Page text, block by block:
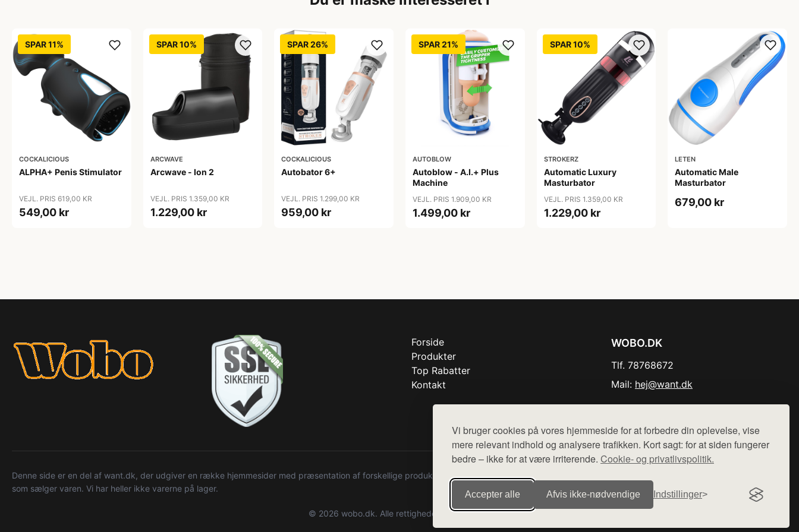
Vi bruger cookies på vores hjemmeside for at forbedre din oplevelse, vise
mere relevant indhold og analysere trafikken. Kort sagt: for at siden fungerer
bedre – ikke for at være irriterende. Cookie- og privatlivspolitik.
Accepter alle Afvis ikke‑nødvendige Indstillinger
SPAR 11%
COCKALICIOUS
ALPHA+ Penis Stimulator
VEJL. PRIS 619,00 KR
549,00 kr
SPAR 10%
ARCWAVE
Arcwave - Ion 2
VEJL. PRIS 1.359,00 KR
1.229,00 kr
SPAR 26%
COCKALICIOUS
Autobator 6+
VEJL. PRIS 1.299,00 KR
959,00 kr
SPAR 21%
AUTOBLOW
Autoblow - A.I.+ Plus
Machine
VEJL. PRIS 1.909,00 KR
1.499,00 kr
SPAR 10%
STROKERZ
Automatic Luxury
Masturbator
VEJL. PRIS 1.359,00 KR
1.229,00 kr
LETEN
Automatic Male
Masturbator
679,00 kr
Forside
Produkter
Top Rabatter
Kontakt
WOBO.DK
Tlf. 78768672
Mail: hej@want.dk
Denne side er en del af want.dk, der udgiver en række hjemmesider med præsentation af forskellige produkter fra diverse webshops. Der sælges ikke varer fra denne side - vi henviser til de shops,
som sælger varen. Vi har heller ikke varerne på lager.
© 2026 wobo.dk. Alle rettigheder forbeholdes.